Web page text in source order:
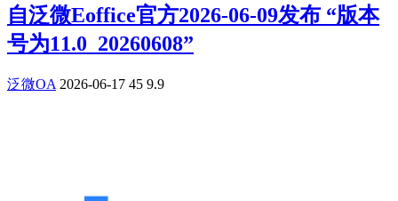
自泛微Eoffice官方2026-06-09发布 “版本
号为11.0_20260608”
泛微OA 2026-06-17 45 9.9